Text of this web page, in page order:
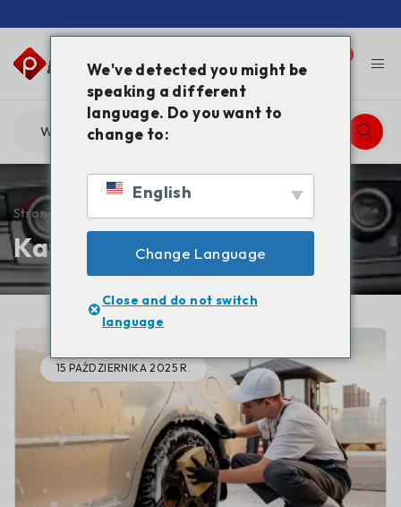
Kategoria: Blog
Strona główna
15 PAŹDZIERNIKA 2025 R.
We've detected you might be
speaking a different
language. Do you want to
change to:
English
Change Language
Close and do not switch
language